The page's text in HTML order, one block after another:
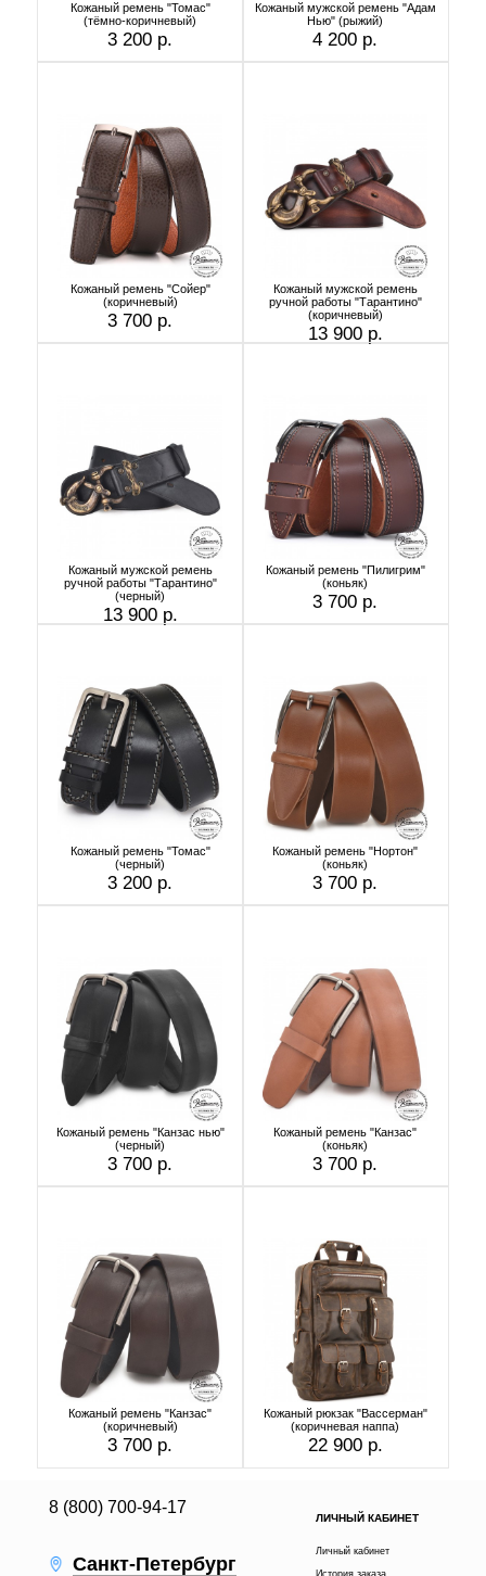
Кожаный ремень "Томас"
(тёмно-коричневый)
3 200 р.
Кожаный мужской ремень "Адам
Нью" (рыжий)
4 200 р.
Кожаный ремень "Сойер"
(коричневый)
3 700 р.
Кожаный мужской ремень
ручной работы "Тарантино"
(коричневый)
13 900 р.
Кожаный мужской ремень
ручной работы "Тарантино"
(черный)
13 900 р.
Кожаный ремень "Пилигрим"
(коньяк)
3 700 р.
Кожаный ремень "Томас"
(черный)
3 200 р.
Кожаный ремень "Нортон"
(коньяк)
3 700 р.
Кожаный ремень "Канзас нью"
(черный)
3 700 р.
Кожаный ремень "Канзас"
(коньяк)
3 700 р.
Кожаный ремень "Канзас"
(коричневый)
3 700 р.
Кожаный рюкзак "Вассерман"
(коричневая наппа)
22 900 р.
8 (800) 700-94-17
Санкт-Петербург
ЛИЧНЫЙ КАБИНЕТ
Личный кабинет